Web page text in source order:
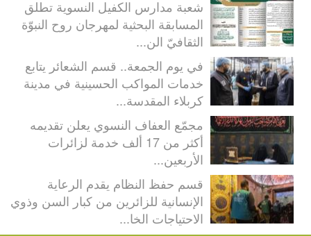
شعبة مدارس الكفيل النسوية تطلق
المسابقة البحثية لمهرجان روح النبوّة
الثقافيّ الن...
في يوم الجمعة.. قسم الشعائر يتابع
خدمات المواكب الحسينية في مدينة
كربلاء المقدسة...
مجمّع العفاف النسوي يعلن تقديمه
أكثر من 17 ألف خدمة لزائرات
الأربعين...
قسم حفظ النظام يقدم الرعاية
الإنسانية للزائرين من كبار السن وذوي
الاحتياجات الخا...